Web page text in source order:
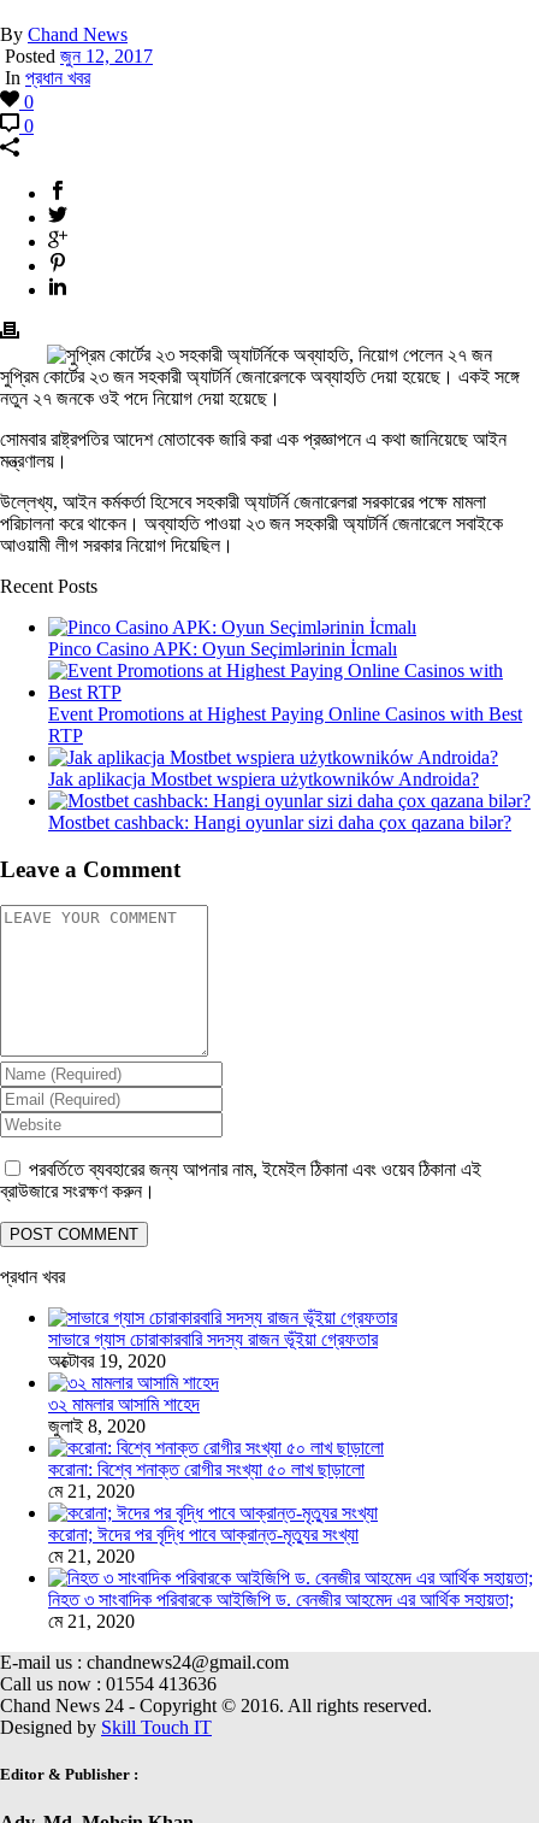
By Chand News
Posted জুন 12, 2017
In প্রধান খবর
0
0
সুপ্রিম কোর্টের ২৩ জন সহকারী অ্যাটর্নি জেনারেলকে অব্যাহতি দেয়া হয়েছে। একই সঙ্গে
নতুন ২৭ জনকে ওই পদে নিয়োগ দেয়া হয়েছে।
সোমবার রাষ্ট্রপতির আদেশ মোতাবেক জারি করা এক প্রজ্ঞাপনে এ কথা জানিয়েছে আইন
মন্ত্রণালয়।
উল্লেখ্য, আইন কর্মকর্তা হিসেবে সহকারী অ্যাটর্নি জেনারেলরা সরকারের পক্ষে মামলা
পরিচালনা করে থাকেন। অব্যাহতি পাওয়া ২৩ জন সহকারী অ্যাটর্নি জেনারেলে সবাইকে
আওয়ামী লীগ সরকার নিয়োগ দিয়েছিল।
Recent Posts
Pinco Casino APK: Oyun Seçimlərinin İcmalı
Event Promotions at Highest Paying Online Casinos with Best
RTP
Jak aplikacja Mostbet wspiera użytkowników Androida?
Mostbet cashback: Hangi oyunlar sizi daha çox qazana bilər?
Leave a Comment
পরবর্তিতে ব্যবহারের জন্য আপনার নাম, ইমেইল ঠিকানা এবং ওয়েব ঠিকানা এই
ব্রাউজারে সংরক্ষণ করুন।
প্রধান খবর
সাভারে গ্যাস চোরাকারবারি সদস্য রাজন ভূঁইয়া গ্রেফতার
অক্টোবর 19, 2020
৩২ মামলার আসামি শাহেদ
জুলাই 8, 2020
করোনা: বিশ্বে শনাক্ত রোগীর সংখ্যা ৫০ লাখ ছাড়ালো
মে 21, 2020
করোনা; ঈদের পর বৃদ্ধি পাবে আক্রান্ত-মৃত্যুর সংখ্যা
মে 21, 2020
নিহত ৩ সাংবাদিক পরিবারকে আইজিপি ড. বেনজীর আহমেদ এর আর্থিক সহায়তা;
মে 21, 2020
E-mail us : chandnews24@gmail.com
Call us now : 01554 413636
Chand News 24 - Copyright © 2016. All rights reserved.
Designed by Skill Touch IT
Editor & Publisher :